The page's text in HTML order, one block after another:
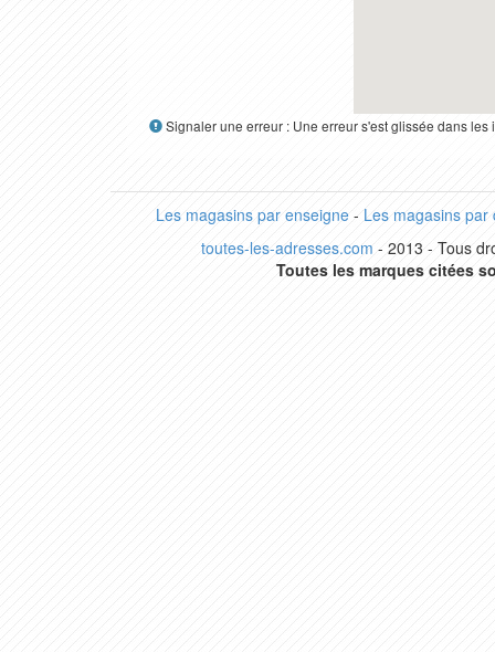
Signaler une erreur : Une erreur s'est glissée dans
Les magasins par enseigne- Les magasins par
toutes-les-adresses.com - 2013 - Tous
Toutes les marques citées